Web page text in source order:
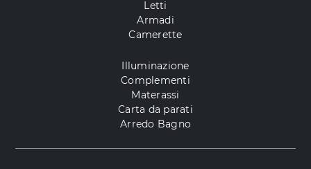
Letti
Armadi
Camerette
Illuminazione
Complementi
Materassi
Carta da parati
Arredo Bagno